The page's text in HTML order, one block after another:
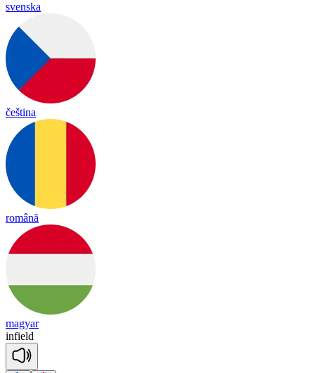
svenska
čeština
română
magyar
infield